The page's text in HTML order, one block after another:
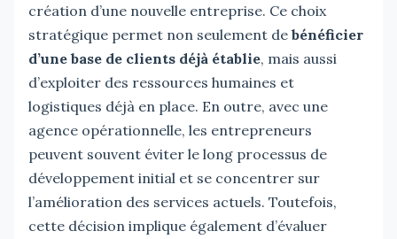
création d’une nouvelle entreprise. Ce choix
stratégique permet non seulement de bénéficier
d’une base de clients déjà établie, mais aussi
d’exploiter des ressources humaines et
logistiques déjà en place. En outre, avec une
agence opérationnelle, les entrepreneurs
peuvent souvent éviter le long processus de
développement initial et se concentrer sur
l’amélioration des services actuels. Toutefois,
cette décision implique également d’évaluer